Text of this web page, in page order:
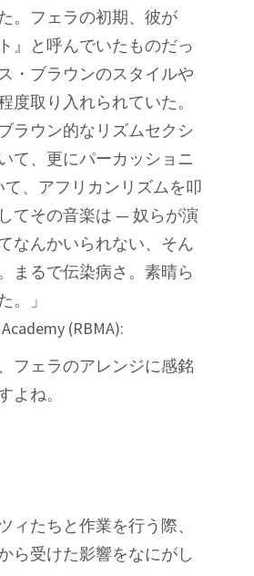
。フェラの初期、彼が
』と呼んでいたものだっ
・ブラウンのスタイルや
度取り入れられていた。
ラウン的なリズムセクシ
て、更にパーカッショニ
て、アフリカンリズムを叩
てその音楽は — 奴らが演
なんかいられない、そん
まるで伝染病さ。素晴ら
。」
(RBMA):
フェラのアレンジに感銘
よね。
ィたちと作業を行う際、
ら受けた影響をなにがし